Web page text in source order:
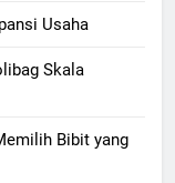
Usaha
Skala
Bibit yang